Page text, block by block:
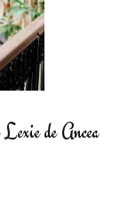
de Ancea